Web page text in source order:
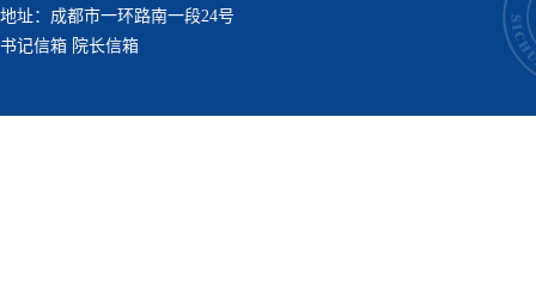
地址：成都市一环路南一段24号
书记信箱 院长信箱